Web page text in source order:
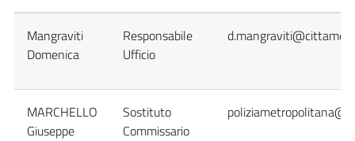
Mangraviti
Domenica
Responsabile
Ufficio
MARCHELLO
Giuseppe
Sostituto
Commissario